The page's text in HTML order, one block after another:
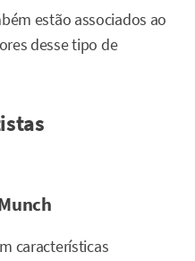
estão associados ao
desse tipo de
características